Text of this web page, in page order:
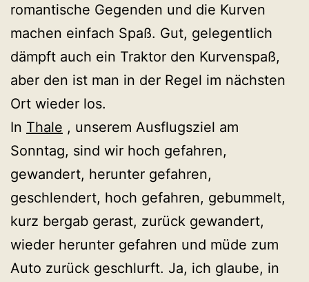
romantische Gegenden und die Kurven
machen einfach Spaß. Gut, gelegentlich
dämpft auch ein Traktor den Kurvenspaß,
aber den ist man in der Regel im nächsten
Ort wieder los.
In Thale , unserem Ausflugsziel am
Sonntag, sind wir hoch gefahren,
gewandert, herunter gefahren,
geschlendert, hoch gefahren, gebummelt,
kurz bergab gerast, zurück gewandert,
wieder herunter gefahren und müde zum
Auto zurück geschlurft. Ja, ich glaube, in